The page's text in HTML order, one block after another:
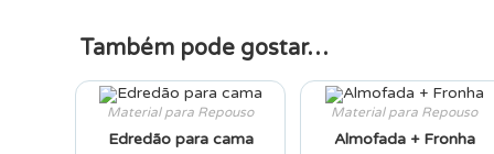
Também pode gostar…
Material para Repouso
Edredão para cama
Material para Repouso
Almofada + Fronha